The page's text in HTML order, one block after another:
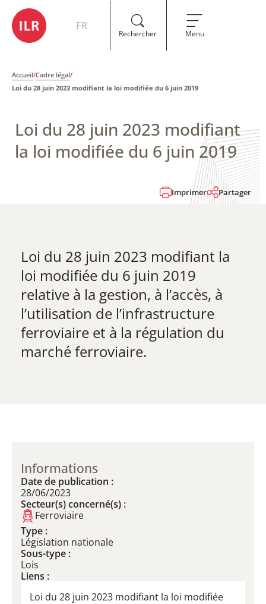
FR
Rechercher Menu
Accueil/Cadre légal/
Loi du 28 juin 2023 modifiant la loi modifiée du 6 juin 2019
Loi du 28 juin 2023 modifiant
la loi modifiée du 6 juin 2019
Imprimer Partager
Loi du 28 juin 2023 modifiant la
loi modifiée du 6 juin 2019
relative à la gestion, à l’accès, à
l’utilisation de l’infrastructure
ferroviaire et à la régulation du
marché ferroviaire.
Informations
Date de publication :
28/06/2023
Secteur(s) concerné(s) :
Ferroviaire
Type :
Législation nationale
Sous-type :
Lois
Liens :
Loi du 28 juin 2023 modifiant la loi modifiée